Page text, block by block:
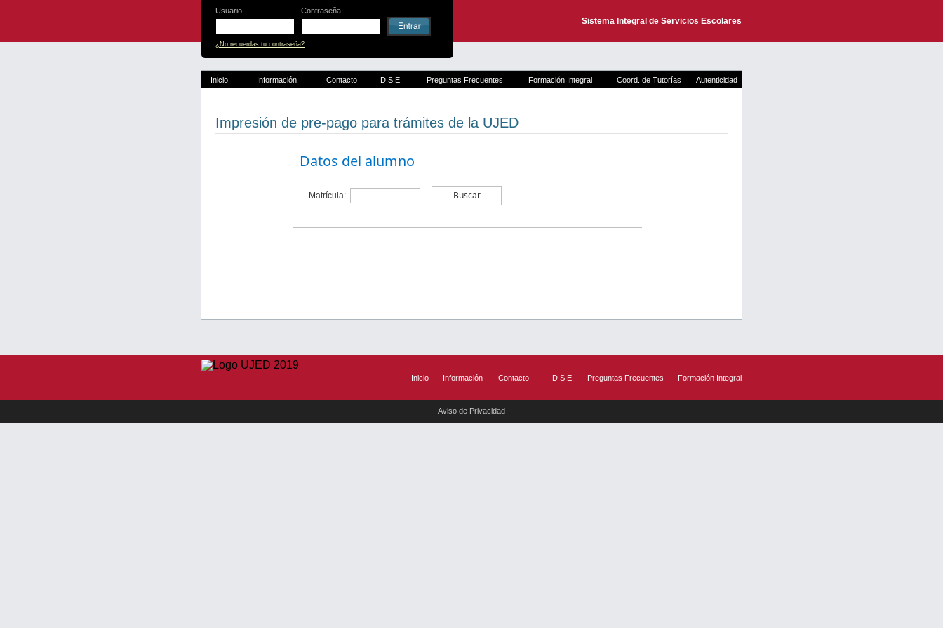
Usuario Contraseña
¿No recuerdas tu contraseña?
Sistema Integral de Servicios Escolares
Inicio Información Contacto D.S.E. Preguntas Frecuentes Formación Integral Coord. de Tutorías Autenticidad
Impresión de pre-pago para trámites de la UJED
Datos del alumno
Matrícula: Buscar
Inicio Información Contacto D.S.E. Preguntas Frecuentes Formación Integral
Aviso de Privacidad